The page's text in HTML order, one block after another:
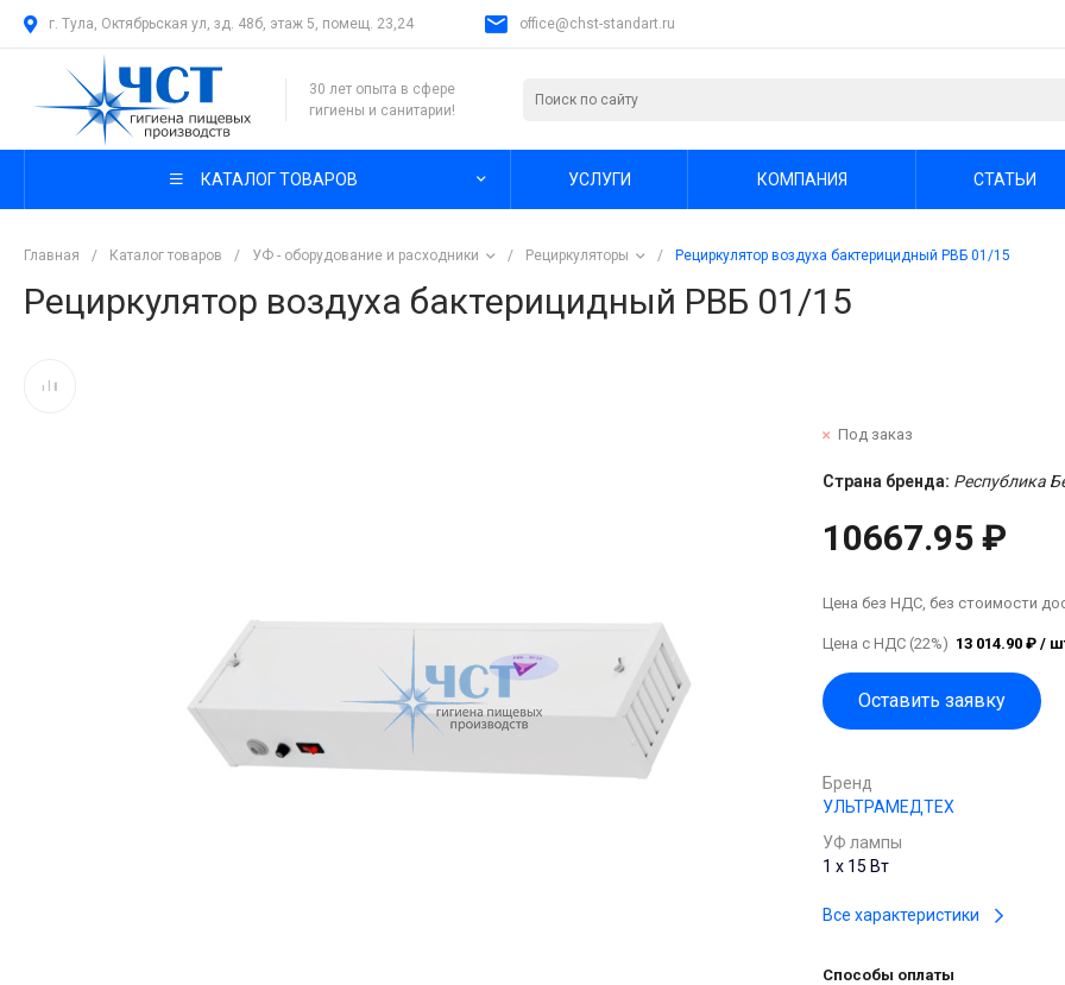
г. Тула, Октябрьская ул, зд. 48б, этаж 5, помещ. 23,24 office@chst-standart.ru
30 лет опыта в сфере
гигиены и санитарии!
КАТАЛОГ ТОВАРОВ УСЛУГИ КОМПАНИЯ СТАТЬИ
Главная / Каталог товаров / УФ - оборудование и расходники / Рециркуляторы / Рециркулятор воздуха бактерицидный РВБ 01/15
Рециркулятор воздуха бактерицидный РВБ 01/15
Под заказ
Страна бренда: Республика
10667.95 ₽
Цена без НДС, без стоимости
Цена с НДС (22%) 13 014.90 ₽ /
Оставить заявку
Бренд
УЛЬТРАМЕДТЕХ
УФ лампы
1 х 15 Вт
Все характеристики
Способы оплаты